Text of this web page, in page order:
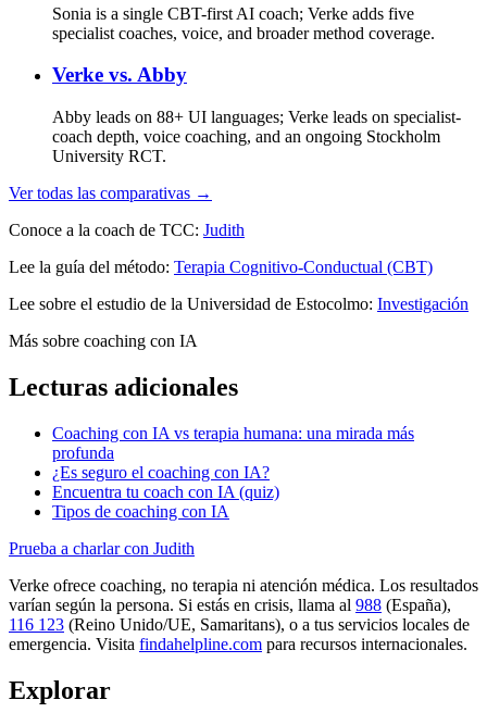
Sonia is a single CBT-first AI coach; Verke adds five
specialist coaches, voice, and broader method coverage.
Verke vs. Abby
Abby leads on 88+ UI languages; Verke leads on specialist-
coach depth, voice coaching, and an ongoing Stockholm
University RCT.
Ver todas las comparativas →
Conoce a la coach de TCC: Judith
Lee la guía del método: Terapia Cognitivo-Conductual (CBT)
Lee sobre el estudio de la Universidad de Estocolmo: Investigación
Más sobre coaching con IA
Lecturas adicionales
Coaching con IA vs terapia humana: una mirada más
profunda
¿Es seguro el coaching con IA?
Encuentra tu coach con IA (quiz)
Tipos de coaching con IA
Prueba a charlar con Judith
Verke ofrece coaching, no terapia ni atención médica. Los resultados
varían según la persona. Si estás en crisis, llama al 988 (España),
116 123 (Reino Unido/UE, Samaritans), o a tus servicios locales de
emergencia. Visita findahelpline.com para recursos internacionales.
Explorar